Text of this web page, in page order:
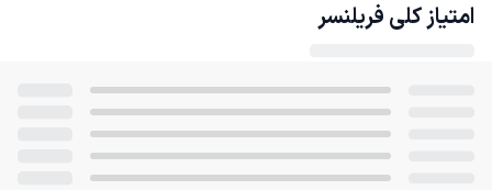
امتیاز کلی فریلنسر